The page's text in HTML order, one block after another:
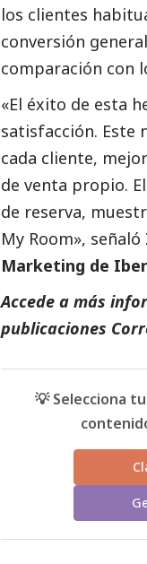
los clientes
conversión
comparación con
«El éxito de esta
satisfacción. Este
cada cliente,
de venta propio.
de reserva,
My Room», señaló
Marketing de
Accede a más
publicaciones
💡 Selecciona